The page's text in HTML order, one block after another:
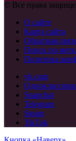
© Все права
О сайте
Карта сайта
Обратная
Поиск по
Политика
vk.com
Snapchat
Telegram
Steam
TikTok